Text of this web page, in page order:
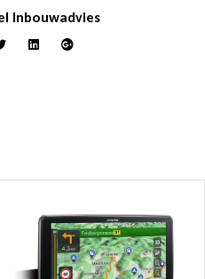
Inbouwadvies
LinkedinGoogle+